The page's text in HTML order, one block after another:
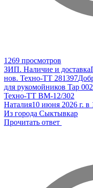
1269 просмотров
ЗИП. Наличие и доставка
нов. Техно-ТТ 281397
для рукомойников Tap
Техно-ТТ ВМ-12/302
Наталия10 июня 2026 г. в
Из города Сыктывкар
Прочитать ответ